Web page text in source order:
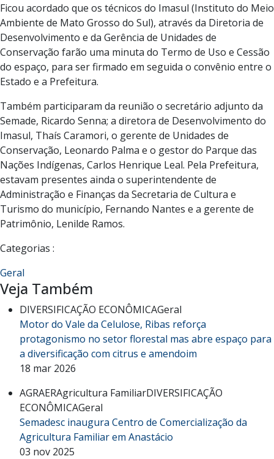
Ficou acordado que os técnicos do Imasul (Instituto do Meio
Ambiente de Mato Grosso do Sul), através da Diretoria de
Desenvolvimento e da Gerência de Unidades de
Conservação farão uma minuta do Termo de Uso e Cessão
do espaço, para ser firmado em seguida o convênio entre o
Estado e a Prefeitura.
Também participaram da reunião o secretário adjunto da
Semade, Ricardo Senna; a diretora de Desenvolvimento do
Imasul, Thaís Caramori, o gerente de Unidades de
Conservação, Leonardo Palma e o gestor do Parque das
Nações Indígenas, Carlos Henrique Leal. Pela Prefeitura,
estavam presentes ainda o superintendente de
Administração e Finanças da Secretaria de Cultura e
Turismo do município, Fernando Nantes e a gerente de
Patrimônio, Lenilde Ramos.
Categorias :
Geral
Veja Também
DIVERSIFICAÇÃO ECONÔMICAGeral
Motor do Vale da Celulose, Ribas reforça
protagonismo no setor florestal mas abre espaço para
a diversificação com citrus e amendoim
18 mar 2026
AGRAERAgricultura FamiliarDIVERSIFICAÇÃO
ECONÔMICAGeral
Semadesc inaugura Centro de Comercialização da
Agricultura Familiar em Anastácio
03 nov 2025